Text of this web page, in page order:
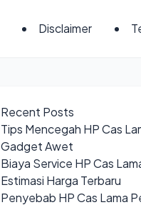
Disclaimer
Recent Posts
Tips Mencegah HP Cas
Gadget Awet
Biaya Service HP Cas
Estimasi Harga Terbaru
Penyebab HP Cas Lama